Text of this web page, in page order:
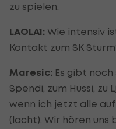
zu spielen.
LAOLA1: Wie intensiv
Kontakt zum SK
Maresic: Es gibt
Spendi, zum Hussi, zu
wenn ich jetzt alle
(lacht). Wir hören